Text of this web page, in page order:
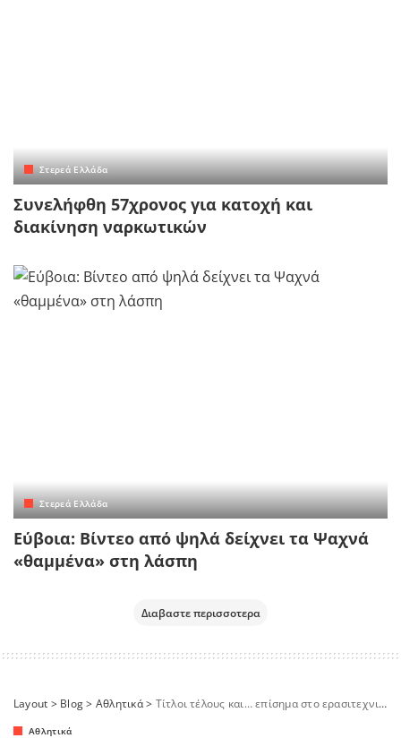
Στερεά Ελλάδα
Συνελήφθη 57χρονος για κατοχή και
διακίνηση ναρκωτικών
Στερεά Ελλάδα
Εύβοια: Βίντεο από ψηλά δείχνει τα Ψαχνά
«θαμμένα» στη λάσπη
Διαβαστε περισσοτερα
Layout > Blog> Αθλητικά> Τίτλοι τέλους και… επίσημα στο ερασιτεχνικό ποδόσφαιρο!
Αθλητικά